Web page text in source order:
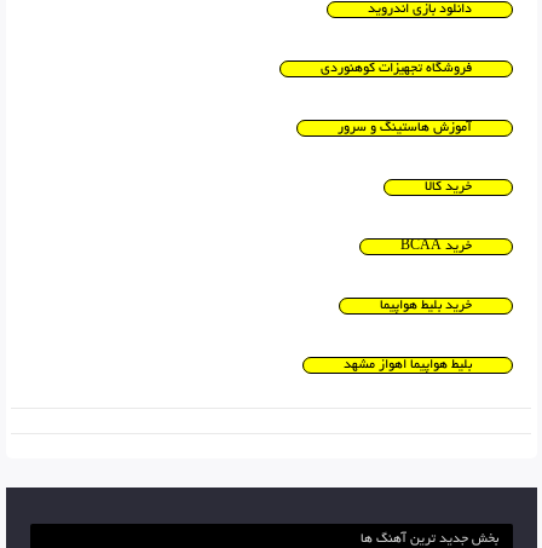
دانلود بازی اندروید
فروشگاه تجهیزات کوهنوردی
آموزش هاستینگ و سرور
خرید کالا
خرید BCAA
خرید بلیط هواپیما
بلیط هواپیما اهواز مشهد
بخش جدید ترین آهنگ ها